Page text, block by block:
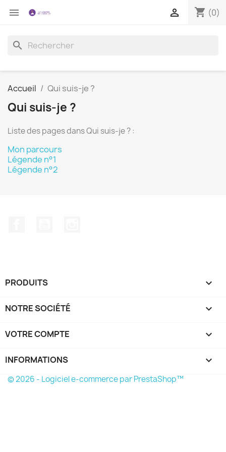
 shopping_cart (0)

search
Accueil Qui suis-je ?
Qui suis-je ?
Liste des pages dans Qui suis-je ? :
Mon parcours
Légende n°1
Légende n°2
PRODUITS 
NOTRE SOCIÉTÉ 
VOTRE COMPTE 
INFORMATIONS keyboard_arrow_down
© 2026 - Logiciel e-commerce par PrestaShop™